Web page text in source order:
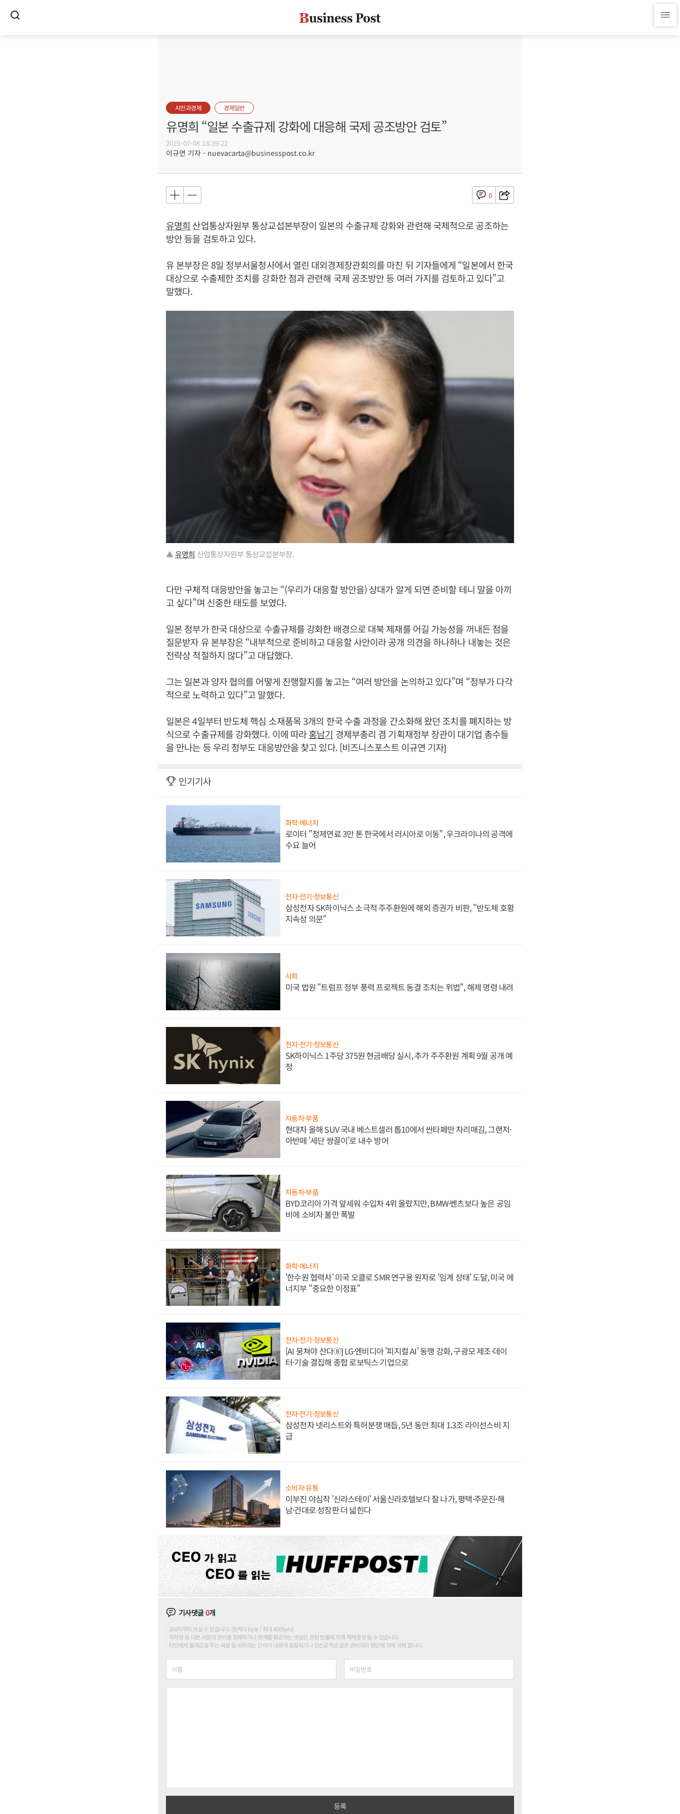
시민과경제 경제일반
유명희 “일본 수출규제 강화에 대응해 국제 공조방안 검토”
2019-07-08 18:39:22
이규연 기자 - nuevacarta@businesspost.co.kr
0
유명희 산업통상자원부 통상교섭본부장이 일본의 수출규제 강화와 관련해 국제적으로 공조하는
방안 등을 검토하고 있다.
유 본부장은 8일 정부서울청사에서 열린 대외경제장관회의를 마친 뒤 기자들에게 “일본에서 한국
대상으로 수출제한 조치를 강화한 점과 관련해 국제 공조방안 등 여러 가지를 검토하고 있다”고
말했다.
▲유명희 산업통상자원부 통상교섭본부장.
다만 구체적 대응방안을 놓고는 “(우리가 대응할 방안을) 상대가 알게 되면 준비할 테니 말을 아끼
고 싶다”며 신중한 태도를 보였다.
일본 정부가 한국 대상으로 수출규제를 강화한 배경으로 대북 제재를 어길 가능성을 꺼내든 점을
질문받자 유 본부장은 “내부적으로 준비하고 대응할 사안이라 공개 의견을 하나하나 내놓는 것은
전략상 적절하지 않다”고 대답했다.
그는 일본과 양자 협의를 어떻게 진행할지를 놓고는 “여러 방안을 논의하고 있다”며 “정부가 다각
적으로 노력하고 있다”고 말했다.
일본은 4일부터 반도체 핵심 소재품목 3개의 한국 수출 과정을 간소화해 왔던 조치를 폐지하는 방
식으로 수출규제를 강화했다. 이에 따라홍남기 경제부총리 겸 기획재정부 장관이 대기업 총수들
을 만나는 등 우리 정부도 대응방안을 찾고 있다. [비즈니스포스트 이규연 기자]
인기기사
화학·에너지
로이터 "정제연료 3만 톤 한국에서 러시아로 이동", 우크라이나의 공격에
수요 늘어
전자·전기·정보통신
삼성전자 SK하이닉스 소극적 주주환원에 해외 증권가 비판, "반도체 호황
지속성 의문"
사회
미국 법원 "트럼프 정부 풍력 프로젝트 동결 조치는 위법", 해제 명령 내려
전자·전기·정보통신
SK하이닉스 1주당 375원 현금배당 실시, 추가 주주환원 계획 9월 공개 예
정
자동차·부품
현대차 올해 SUV 국내 베스트셀러 톱10에서 싼타페만 자리매김, 그랜저·
아반떼 '세단 쌍끌이'로 내수 방어
자동차·부품
BYD코리아 가격 앞세워 수입차 4위 올랐지만, BMW·벤츠보다 높은 공임
비에 소비자 불만 폭발
화학·에너지
'한수원 협력사' 미국 오클로 SMR 연구용 원자로 '임계 상태' 도달, 미국 에
너지부 "중요한 이정표"
전자·전기·정보통신
[AI 뭉쳐야 산다⑧] LG·엔비디아 '피지컬 AI' 동맹 강화, 구광모 제조·데이
터·기술 결집해 종합 로보틱스 기업으로
전자·전기·정보통신
삼성전자 넷리스트와 특허분쟁 매듭, 5년 동안 최대 1.3조 라이선스비 지
급
소비자·유통
이부진 야심작 '신라스테이' 서울신라호텔보다 잘 나가, 평택·주문진·해
남·건대로 성장판 더 넓힌다
기사댓글0개
200자까지 쓰실 수 있습니다. (현재 0 byte / 최대 400byte)
저작권 등 다른 사람의 권리를 침해하거나 명예를 훼손하는 댓글은 관련 법률에 의해 제재를 받을 수 있습니다.
타인에게 불쾌감을 주는 욕설 등 비하하는 단어가 내용에 포함되거나 인신공격성 글은 관리자의 판단에 의해 삭제 합니다.